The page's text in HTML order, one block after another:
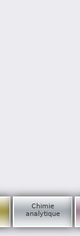
Chimie
analytique